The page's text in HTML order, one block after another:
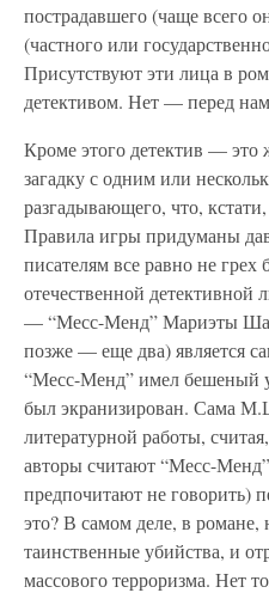
пострадавшего (чаще всего
(частного или
Присутствуют эти лица в
детективом. Нет — перед
Кроме этого детектив — это
загадку с одним или
разгадывающего, что,
Правила игры придуманы
писателям все равно не
отечественной
— “Месс-Менд” Мариэты
позже — еще два) является
“Месс-Менд” имел бешеный
был экранизирован. Сама
литературной работы,
авторы считают “Месс-
предпочитают не говорить)
это? В самом деле, в
таинственные убийства, и
массового терроризма. Нет